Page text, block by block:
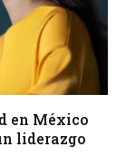
en México
liderazgo